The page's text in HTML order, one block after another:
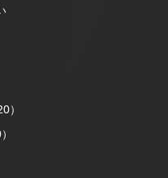
）